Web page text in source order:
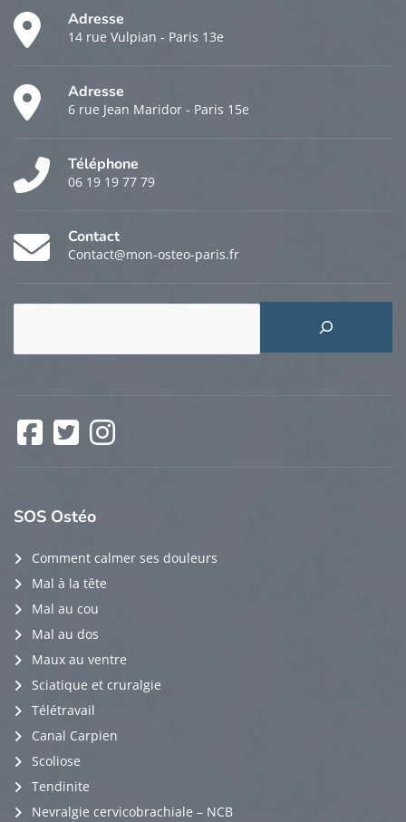
Adresse
14 rue Vulpian - Paris 13e
Adresse
6 rue Jean Maridor - Paris 15e
Téléphone
06 19 19 77 79
Contact
Contact@mon-osteo-paris.fr
Facebook
SOS Ostéo
Comment calmer ses douleurs
Mal à la tête
Mal au cou
Mal au dos
Maux au ventre
Sciatique et cruralgie
Télétravail
Canal Carpien
Scoliose
Tendinite
Nevralgie cervicobrachiale – NCB